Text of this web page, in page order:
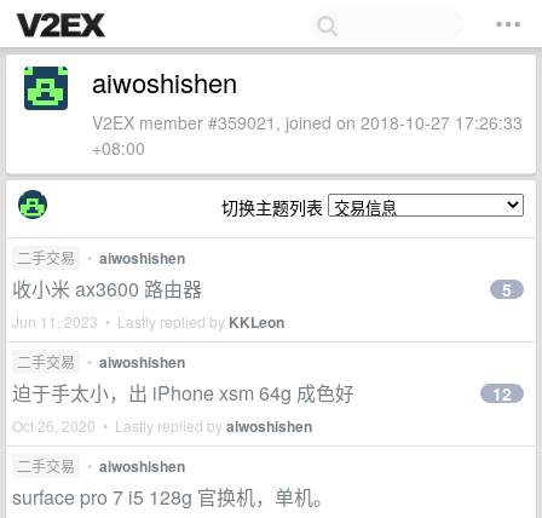
aiwoshishen
V2EX member #359021, joined on 2018-10-27 17:26:33
+08:00
切换主题列表
二手交易 • aiwoshishen
收小米 ax3600 路由器
Jun 11, 2023 • Lastly replied by KKLeon
5
二手交易 • aiwoshishen
迫于手太小，出 iPhone xsm 64g 成色好
Oct 26, 2020 • Lastly replied byaiwoshishen
12
二手交易 • aiwoshishen
surface pro 7 i5 128g 官换机，单机。